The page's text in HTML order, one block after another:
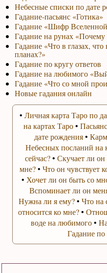
Небесные списки по дате
Гадание-пасьянс «Готика»
Гадание «Шифр
Гадание на рунах
Гадание «Что в глазах,
планах?»
Гадание по кругу ответов
Гадание на любимого
Гадание «Что со мной
Новые гадания онлайн
• Личная карта Таро по
на картах Таро•
дате рождения•
Небесных посланий на
сейчас?•Скучает ли
мне?• Что он чувствует
• Хочет ли он быть со
Вспоминает ли он
Нужна ли я ему?• Что на
относится ко мне?•
воде на любимого•
Гадание по